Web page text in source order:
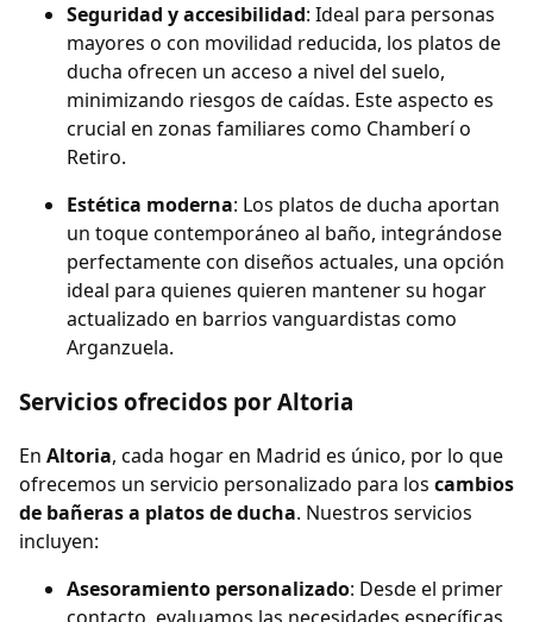
Seguridad y accesibilidad: Ideal para personas
mayores o con movilidad reducida, los platos de
ducha ofrecen un acceso a nivel del suelo,
minimizando riesgos de caídas. Este aspecto es
crucial en zonas familiares como Chamberí o
Retiro.
Estética moderna: Los platos de ducha aportan
un toque contemporáneo al baño, integrándose
perfectamente con diseños actuales, una opción
ideal para quienes quieren mantener su hogar
actualizado en barrios vanguardistas como
Arganzuela.
Servicios ofrecidos por Altoria
En Altoria, cada hogar en Madrid es único, por lo que
ofrecemos un servicio personalizado para los cambios
de bañeras a platos de ducha. Nuestros servicios
incluyen:
Asesoramiento personalizado: Desde el primer